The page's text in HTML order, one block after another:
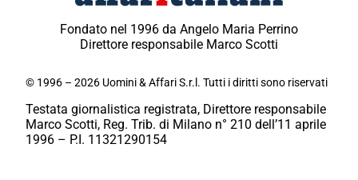
Fondato nel 1996 da Angelo Maria Perrino
Direttore responsabile Marco Scotti
© 1996 – 2026 Uomini & Affari S.r.l. Tutti i diritti sono riservati
Testata giornalistica registrata, Direttore responsabile
Marco Scotti, Reg. Trib. di Milano n° 210 dell’11 aprile
1996 – P.I. 11321290154